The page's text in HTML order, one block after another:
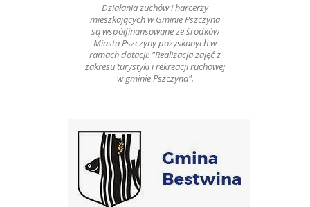
Działania zuchów i harcerzy
mieszkających w Gminie Pszczyna
są współfinansowane ze środków
Miasta Pszczyny pozyskanych w
ramach dotacji: "Realizacja zajęć z
zakresu turystyki i rekreacji ruchowej
w gminie Pszczyna".